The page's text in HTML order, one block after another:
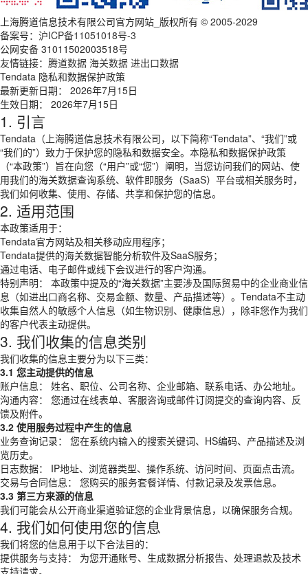
上海腾道信息技术有限公司官方网站_版权所有 © 2005-2029
备案号： 沪ICP备11051018号-3
公网安备 31011502003518号
友情链接： 腾道数据 海关数据 进出口数据
Tendata 隐私和数据保护政策
最新更新日期： 2026年7月15日
生效日期： 2026年7月15日
1. 引言
Tendata（上海腾道信息技术有限公司，以下简称“Tendata”、“我们”或
“我们的”）致力于保护您的隐私和数据安全。本隐私和数据保护政策
（“本政策”）旨在向您（“用户”或“您”）阐明，当您访问我们的网站、使
用我们的海关数据查询系统、软件即服务（SaaS）平台或相关服务时，
我们如何收集、使用、存储、共享和保护您的信息。
2. 适用范围
本政策适用于：
Tendata官方网站及相关移动应用程序；
Tendata提供的海关数据智能分析软件及SaaS服务；
通过电话、电子邮件或线下会议进行的客户沟通。
特别声明： 本政策中提及的“海关数据”主要涉及国际贸易中的企业商业信
息（如进出口商名称、交易金额、数量、产品描述等）。Tendata不主动
收集自然人的敏感个人信息（如生物识别、健康信息），除非您作为我们
的客户代表主动提供。
3. 我们收集的信息类别
我们收集的信息主要分为以下三类：
3.1 您主动提供的信息
账户信息： 姓名、职位、公司名称、企业邮箱、联系电话、办公地址。
沟通内容： 您通过在线表单、客服咨询或邮件订阅提交的查询内容、反
馈及附件。
3.2 使用服务过程中产生的信息
业务查询记录： 您在系统内输入的搜索关键词、HS编码、产品描述及浏
览历史。
日志数据： IP地址、浏览器类型、操作系统、访问时间、页面点击流。
交易与合同信息： 您购买的服务套餐详情、付款记录及发票信息。
3.3 第三方来源的信息
我们可能会从公开商业渠道验证您的企业背景信息，以确保服务合规。
4. 我们如何使用您的信息
我们将您的信息用于以下合法目的：
提供服务与支持： 为您开通账号、生成数据分析报告、处理退款及技术